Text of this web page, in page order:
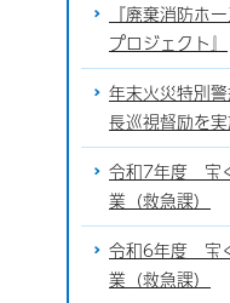
『廃棄消防ホ
プロジェクト』
年末火災特別
長巡視督励を
令和7年度 宝
業（救急課）
令和6年度 宝
業（救急課）